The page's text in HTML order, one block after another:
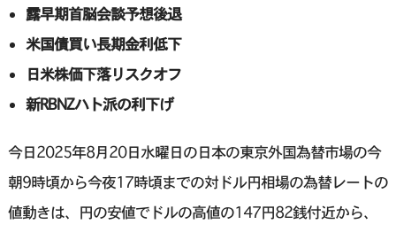
露早期首脳会談予想後退
米国債買い長期金利低下
日米株価下落リスクオフ
新RBNZハト派の利下げ
今日2025年8月20日水曜日の日本の東京外国為替市場の今
朝9時頃から今夜17時頃までの対ドル円相場の為替レートの
値動きは、円の安値でドルの高値の147円82銭付近から、